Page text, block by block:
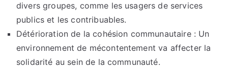
divers groupes, comme les usagers de services
publics et les contribuables.
Détérioration de la cohésion communautaire : Un
environnement de mécontentement va affecter la
solidarité au sein de la communauté.